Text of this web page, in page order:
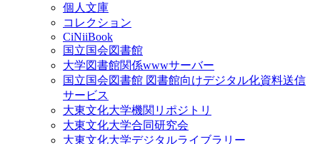
個人文庫
コレクション
CiNiiBook
国立国会図書館
大学図書館関係wwwサーバー
国立国会図書館 図書館向けデジタル化資料送信
サービス
大東文化大学機関リポジトリ
大東文化大学合同研究会
大東文化大学デジタルライブラリー